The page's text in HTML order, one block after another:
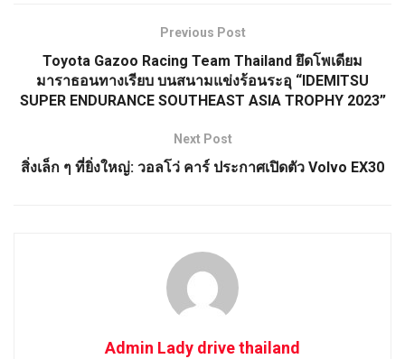
Previous Post
Toyota Gazoo Racing Team Thailand ยึดโพเดียม
มาราธอนทางเรียบ บนสนามแข่งร้อนระอุ “IDEMITSU
SUPER ENDURANCE SOUTHEAST ASIA TROPHY 2023”
Next Post
สิ่งเล็ก ๆ ที่ยิ่งใหญ่: วอลโว่ คาร์ ประกาศเปิดตัว Volvo EX30
Admin Lady drive thailand